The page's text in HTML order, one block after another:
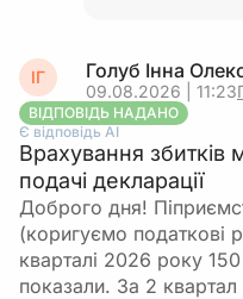
ІГ Голуб Інна
09.08.2026 | 11:23
ВІДПОВІДЬ НАДАНО
Є відповідь АІ
Врахування збитків
подачі декларації
Доброго дня!
(коригуємо податкові
кварталі 2026 року
показали. За 2